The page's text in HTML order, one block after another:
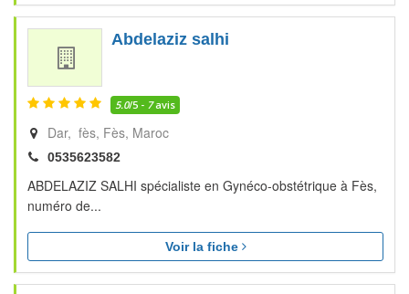
Abdelaziz salhi
5.0/5 - 7avis
Dar, fès Fès Maroc
0535623582
ABDELAZIZ SALHI spécialiste en Gynéco-obstétrique à Fès,
numéro de...
Voir la fiche